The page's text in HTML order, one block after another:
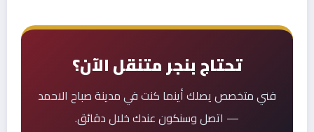
تحتاج بنجر متنقل الآن؟
فني متخصص يصلك أينما كنت في مدينة صباح الاحمد
— اتصل وسنكون عندك خلال دقائق.